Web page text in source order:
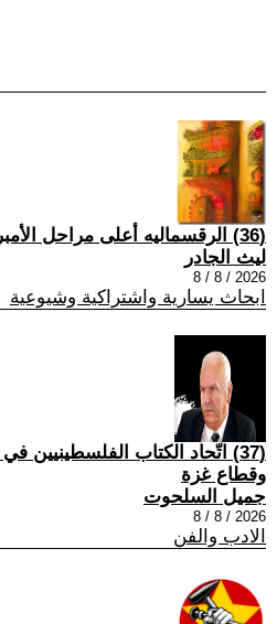
(36) الرقسماليه أعلى مراحل الأمبرياليه... ج١١
ليث الجادر
2026 / 8 / 8
ابحاث يسارية واشتراكية وشيوعية
(37) اتّحاد الكتاب الفلسطينيين
وقطاع غزة
جميل السلحوت
2026 / 8 / 8
الادب والفن